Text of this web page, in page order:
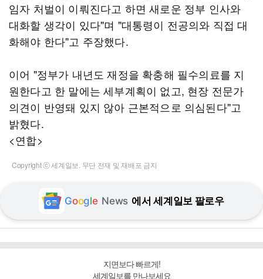
임자 처벌이 이뤄진다고 하면 새로운 정부 인사와
대화할 생각이 있다"며 "대통령이 전공의와 직접 대
화해야 한다"고 주장했다.
이어 "정부가 내년도 재정을 확충해 필수의료를 지
원한다고 한 말에는 세부계획이 없고, 현장 전문가
의견이 반영돼 있지 않아 근본적으로 의심된다"고
밝혔다.
<연합>
Copyright ⓒ 세계일보. 무단 전재 및 재배포 금지
Google News 에서 세계일보 팔로우
지면보다 빠르게!
세계일보를 만나보세요